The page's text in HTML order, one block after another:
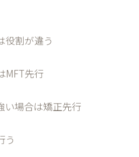
役割が違う
MFT先行
い場合は矯正先行
う